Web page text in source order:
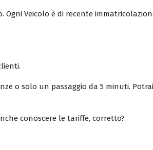
Ogni Veicolo è di recente
o solo un passaggio da 5 minuti.
conoscere le tariffe, corretto?